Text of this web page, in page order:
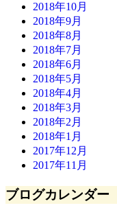
2018年10月
2018年9月
2018年8月
2018年7月
2018年6月
2018年5月
2018年4月
2018年3月
2018年2月
2018年1月
2017年12月
2017年11月
ブログカレンダー